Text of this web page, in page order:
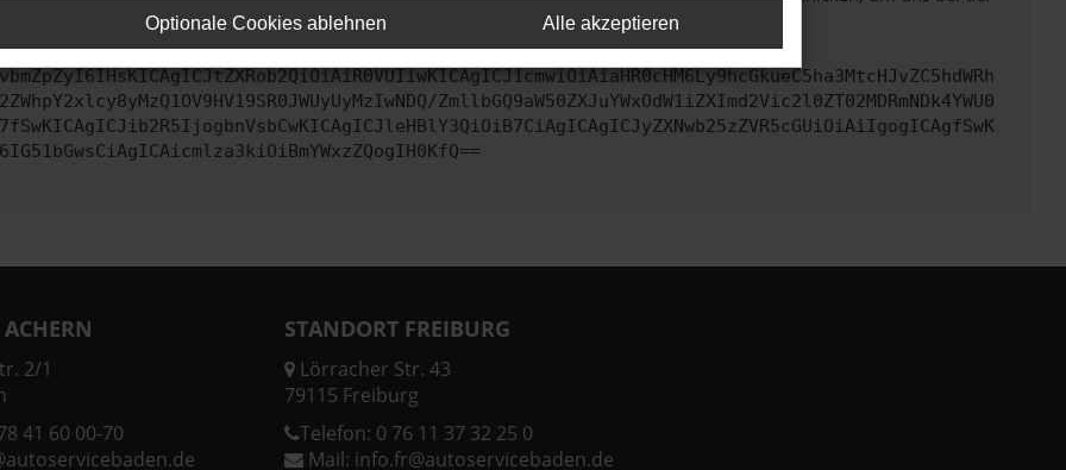
ZmllbGQ9aW50ZXJuYWxOdW1iZXImd2Vic2l0ZT02MDRmNDk4YWU0
2/1
41 60 00-70
STANDORT FREIBURG
Lörracher Str. 43
79115 Freiburg
Telefon: 0 76 11 37 32 25 0
Mail: info.fr@autoservicebaden.de
Optionale Cookies ablehnen Alle akzeptieren